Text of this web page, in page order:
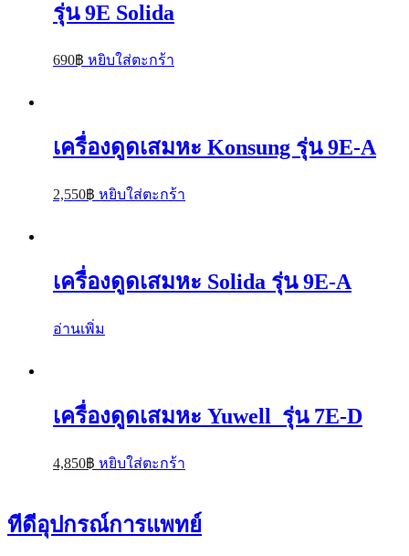
รุ่น 9E Solida
690฿ หยิบใส่ตะกร้า
เครื่องดูดเสมหะ Konsung รุ่น 9E-A
2,550฿ หยิบใส่ตะกร้า
เครื่องดูดเสมหะ Solida รุ่น 9E-A
อ่านเพิ่ม
เครื่องดูดเสมหะ Yuwell รุ่น 7E-D
4,850฿ หยิบใส่ตะกร้า
ทีดีอุปกรณ์การแพทย์